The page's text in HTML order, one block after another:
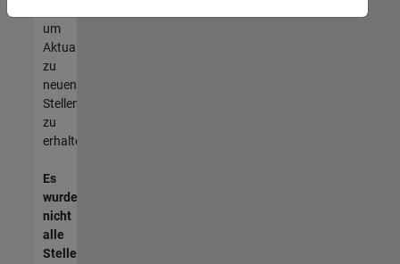
um
Aktualisierungen
zu
neuen
Stellenangeboten
zu
erhalten.
Es
wurden
nicht
alle
Stellen